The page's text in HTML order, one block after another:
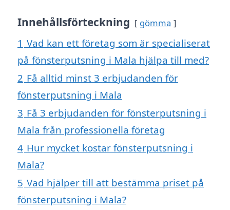
Innehållsförteckning gömma
1 Vad kan ett företag som är specialiserat
på fönsterputsning i Mala hjälpa till med?
2 Få alltid minst 3 erbjudanden för
fönsterputsning i Mala
3 Få 3 erbjudanden för fönsterputsning i
Mala från professionella företag
4 Hur mycket kostar fönsterputsning i
Mala?
5 Vad hjälper till att bestämma priset på
fönsterputsning i Mala?